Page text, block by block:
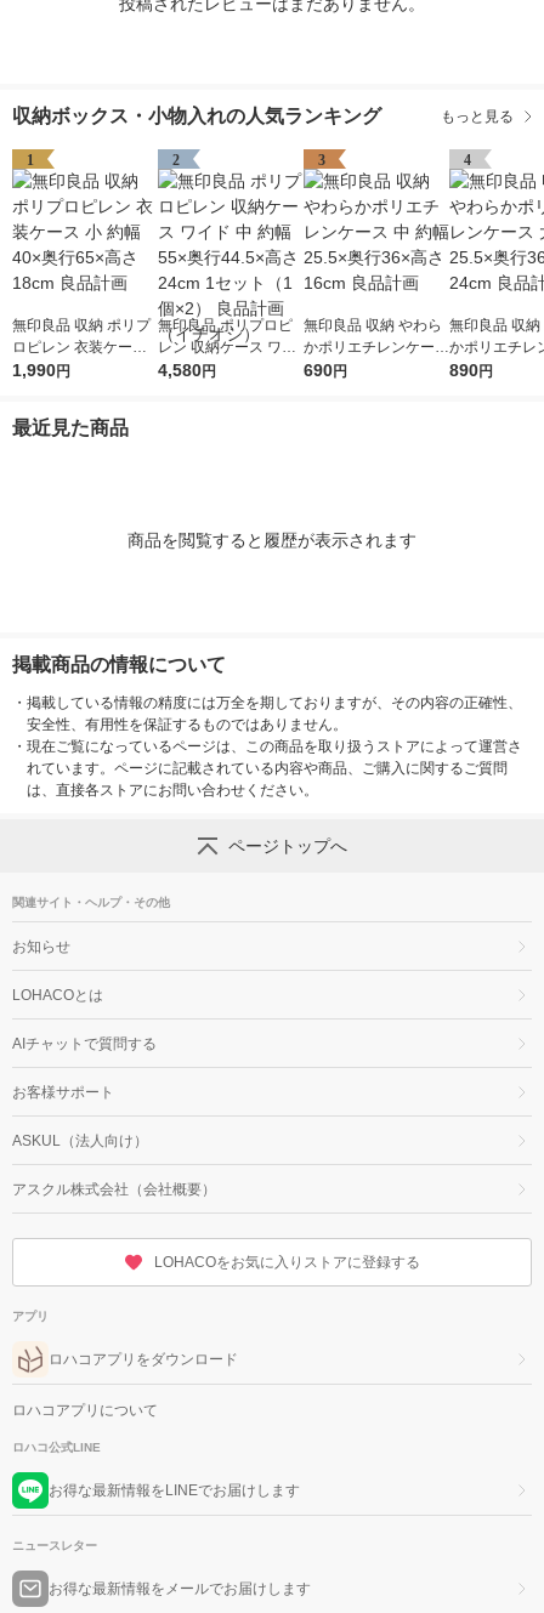
投稿されたレビューはまだありません。
収納ボックス・小物入れの人気ランキング もっと見る
1
無印良品 収納 ポリプ
ロピレン 衣装ケース
小 約幅40×奥行65×高
1,990円
2
無印良品 ポリプロピ
レン 収納ケース ワイ
ド 中 約幅55×奥行44.
4,580円
3
無印良品 収納 やわら
かポリエチレンケース
中 約幅25.5×奥行36×
690円
4
無印良品 収納
かポリエチレ
大 約幅25.5×
890円
最近見た商品
商品を閲覧すると履歴が表示されます
掲載商品の情報について
・ 掲載している情報の精度には万全を期しておりますが、その内容の正確性、
安全性、有用性を保証するものではありません。
・ 現在ご覧になっているページは、この商品を取り扱うストアによって運営さ
れています。ページに記載されている内容や商品、ご購入に関するご質問
は、直接各ストアにお問い合わせください。
ページトップへ
関連サイト・ヘルプ・その他
お知らせ
LOHACOとは
AIチャットで質問する
お客様サポート
ASKUL（法人向け）
アスクル株式会社（会社概要）
LOHACOをお気に入りストアに登録する
アプリ
ロハコアプリをダウンロード
ロハコアプリについて
ロハコ公式LINE
お得な最新情報をLINEでお届けします
ニュースレター
お得な最新情報をメールでお届けします